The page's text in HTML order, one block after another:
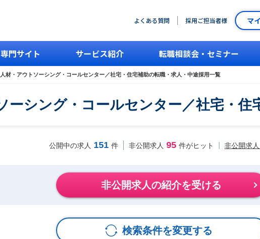
よくある質問 採用ご担当者様 マ
専門サイト サービス紹介 転職相談会・セミナー
人材・アウトソーシング・コールセンター／社宅・住宅補助の転職・求人・中途採用一覧
ーシング・コールセンター／社宅・住
公開中の求人 151 件 非公開求人 95 件がヒット 非公開求
非公開求人の紹介を受ける
検索条件を変更する